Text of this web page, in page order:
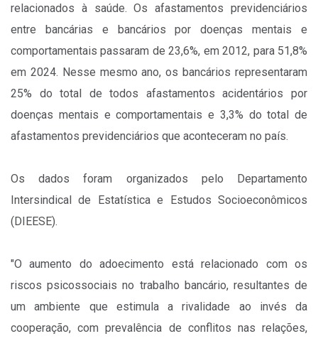
relacionados à saúde. Os afastamentos previdenciários
entre bancárias e bancários por doenças mentais e
comportamentais passaram de 23,6%, em 2012, para 51,8%
em 2024. Nesse mesmo ano, os bancários representaram
25% do total de todos afastamentos acidentários por
doenças mentais e comportamentais e 3,3% do total de
afastamentos previdenciários que aconteceram no país.
Os dados foram organizados pelo Departamento
Intersindical de Estatística e Estudos Socioeconômicos
(DIEESE).
"O aumento do adoecimento está relacionado com os
riscos psicossociais no trabalho bancário, resultantes de
um ambiente que estimula a rivalidade ao invés da
cooperação, com prevalência de conflitos nas relações,